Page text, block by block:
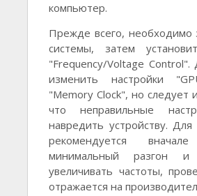
компьютер.
Прежде всего, необходимо
системы, затем
"Frequency/Voltage
изменить настройки
"Memory Clock", но следует
что неправильные
навредить устройству.
рекомендуется
минимальный разгон и
увеличивать частоты,
отражается на